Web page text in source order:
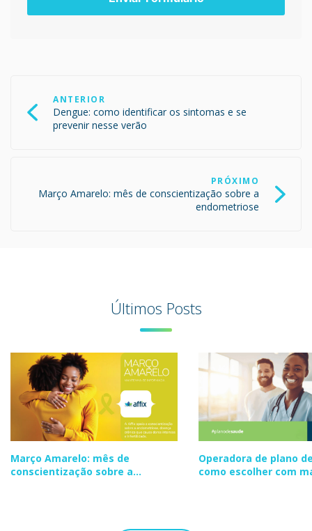
Post ANTERIOR
Dengue: como identificar os sintomas e se
prevenir nesse verão
PRÓXIMO
Março Amarelo: mês de conscientização sobre a
endometriose
Últimos Posts
Março Amarelo: mês de
conscientização sobre a
Operadora de plano
como escolher com